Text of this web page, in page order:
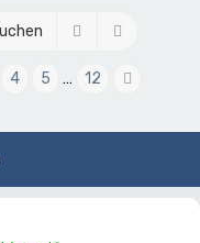
Suche
4 5 … 12